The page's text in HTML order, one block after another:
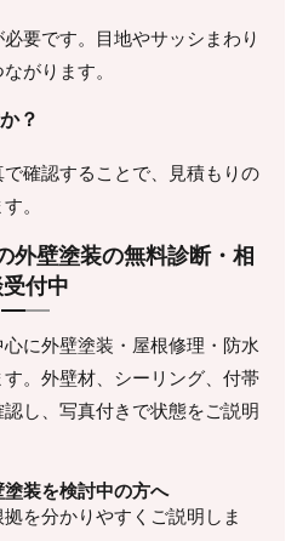
要です。目地やサッシまわり
がります。
？
確認することで、見積もりの
。
外壁塗装の無料診断・相
付中
に外壁塗装・屋根修理・防水
。外壁材、シーリング、付帯
し、写真付きで状態をご説明
装を検討中の方へ
を分かりやすくご説明しま